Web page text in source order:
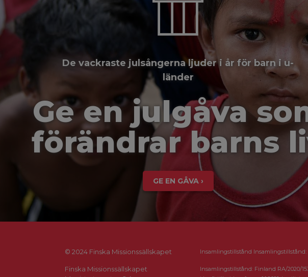
De vackraste julsångerna ljuder i år för barn i u-
länder
Ge en julgåva
förändrar barns
GE EN GÅVA ›
© 2024 Finska Missionssällskapet
Finska Missionssällskapet
Insamlingstillstånd Insamlingstillstånd:
Insamlingstillstånd: Finland RA/2020/